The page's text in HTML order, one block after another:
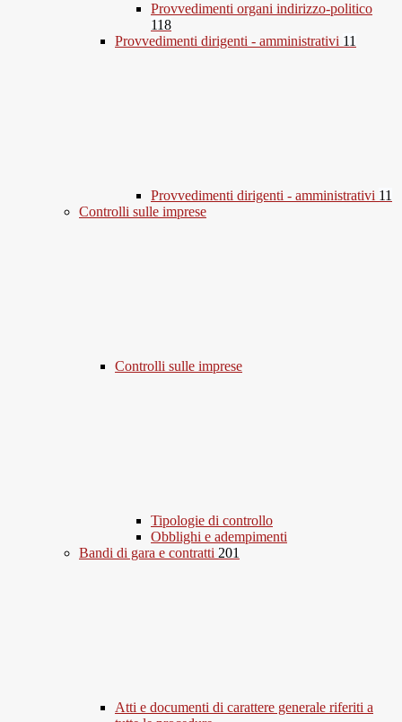
Provvedimenti organi indirizzo-politico
118
Provvedimenti dirigenti - amministrativi 11
Provvedimenti dirigenti - amministrativi 11
Controlli sulle imprese
Controlli sulle imprese
Tipologie di controllo
Obblighi e adempimenti
Bandi di gara e contratti 201
Atti e documenti di carattere generale riferiti a